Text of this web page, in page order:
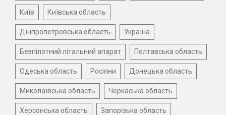
Київ Київська область
Дніпропетровська область Україна
Безпілотний літальний апарат Полтавська область
Одеська область Росіяни Донецька область
Миколаївська область Черкаська область
Херсонська область Запорізька область